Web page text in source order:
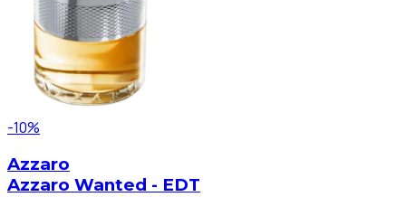
-10%
Azzaro
Azzaro Wanted - EDT